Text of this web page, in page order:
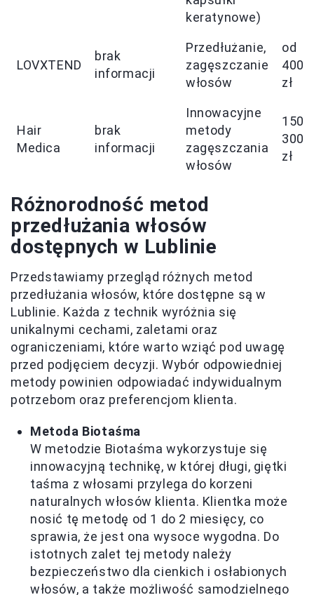
keratynowe)
LOVXTEND
brak
informacji
Przedłużanie,
zagęszczanie
włosów
od
400
zł
Hair
Medica
brak
informacji
Innowacyjne
metody
zagęszczania
włosów
3000
zł
Różnorodność metod
przedłużania włosów
dostępnych w Lublinie
Przedstawiamy przegląd różnych metod
przedłużania włosów, które dostępne są w
Lublinie. Każda z technik wyróżnia się
unikalnymi cechami, zaletami oraz
ograniczeniami, które warto wziąć pod uwagę
przed podjęciem decyzji. Wybór odpowiedniej
metody powinien odpowiadać indywidualnym
potrzebom oraz preferencjom klienta.
Metoda Biotaśma
W metodzie Biotaśma wykorzystuje się
innowacyjną technikę, w której długi, giętki
taśma z włosami przylega do korzeni
naturalnych włosów klienta. Klientka może
nosić tę metodę od 1 do 2 miesięcy, co
sprawia, że jest ona wysoce wygodna. Do
istotnych zalet tej metody należy
bezpieczeństwo dla cienkich i osłabionych
włosów, a także możliwość samodzielnego